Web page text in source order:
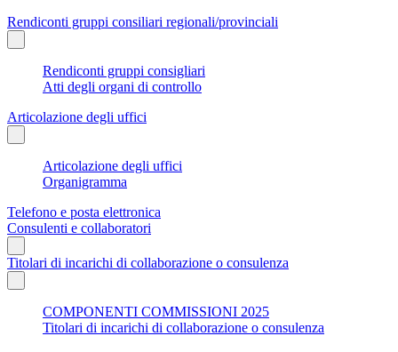
Rendiconti gruppi consiliari regionali/provinciali
Rendiconti gruppi consigliari
Atti degli organi di controllo
Articolazione degli uffici
Articolazione degli uffici
Organigramma
Telefono e posta elettronica
Consulenti e collaboratori
Titolari di incarichi di collaborazione o consulenza
COMPONENTI COMMISSIONI 2025
Titolari di incarichi di collaborazione o consulenza